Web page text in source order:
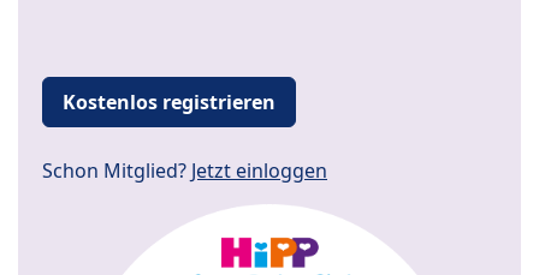
Kostenlos registrieren
Schon Mitglied? Jetzt einloggen